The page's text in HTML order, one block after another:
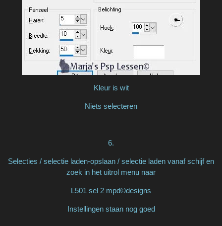
Kleur is wit
Niets selecteren
6.
Selecties / selectie laden-opslaan / selectie laden vanaf schijf en
zoek in het uitrol menu naar
L501 sel 2 mpd©designs
Instellingen staan nog goed